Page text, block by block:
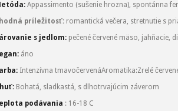
: Appassimento (sušenie hrozna), spontánna
príležitosť: romantická večera, stretnutie s
s jedlom: pečené červené mäso, jahňacie,
: áno
: Intenzívna tmavočervenáAromatika:Zrelé
: Bohatá, sladkastá, s dlhotrvajúcim záverom
podávania : 16-18 C